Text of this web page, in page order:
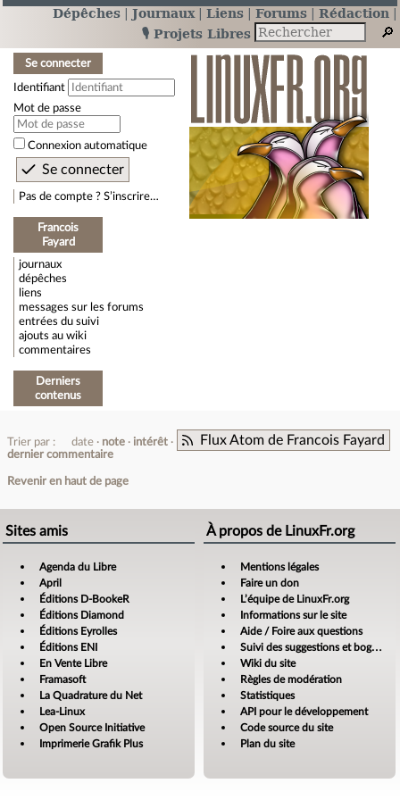
Dépêches Journaux Liens Forums
Rédaction
🎙️ Projets Libres
Se connecter
Identifiant
Mot de passe
Connexion automatique
Pas de compte ? S’inscrire…
Francois
Fayard
journaux
dépêches
liens
messages sur les forums
entrées du suivi
ajouts au wiki
commentaires
Derniers
contenus
Flux Atom de Francois Fayard
Trier par : date note
intérêt
dernier commentaire
Revenir en haut de page
Sites amis
Agenda du Libre
April
Éditions D-BookeR
Éditions Diamond
Éditions Eyrolles
Éditions ENI
En Vente Libre
Framasoft
La Quadrature du Net
Lea-Linux
Open Source Initiative
Imprimerie Grafik Plus
À propos de LinuxFr.org
Mentions légales
Faire un don
L’équipe de LinuxFr.org
Informations sur le site
Aide / Foire aux questions
Suivi des suggestions et bogues
Wiki du site
Règles de modération
Statistiques
API pour le développement
Code source du site
Plan du site